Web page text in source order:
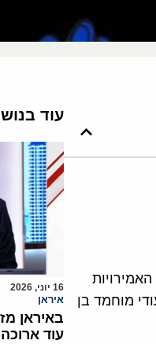
מוחמד בן
עוד
16 יוני, 2026
איראן
באיראן
עוד ארוכה